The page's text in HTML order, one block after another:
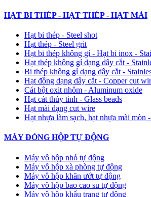
HẠT BI THÉP - HẠT THÉP - HẠT MÀI
Hạt bi thép - Steel shot
Hạt thép - Steel grit
Hạt bi thép không gỉ - Hạt bi inox -
Hạt thép không gỉ dạng dây cắt -
Bi thép không gỉ dạng dây cắt -
Hạt đồng dạng dây cắt - Copper cut
Cát bột oxit nhôm - Aluminum oxide
Hạt cát thủy tinh - Glass beads
Hạt mài dạng cut wire
Hạt nhựa làm sạch, hạt nhựa mài mòn
MÁY ĐÓNG HỘP TỰ ĐỘNG
Máy vô hộp nhỏ tự động
Máy vô hộp xà phòng tự động
Máy vô hộp khăn ướt tự động
Máy vô hộp bao cao su tự động
Máy vô hộp khẩu trang tự động